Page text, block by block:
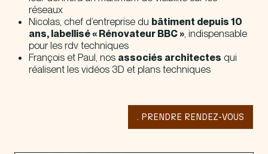
réseaux
Nicolas, chef d’entreprise du bâtiment depuis 10
ans, labellisé « Rénovateur BBC », indispensable
pour les rdv techniques
François et Paul, nos associés architectes qui
réalisent les vidéos 3D et plans techniques
. PRENDRE RENDEZ-VOUS